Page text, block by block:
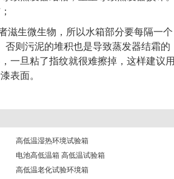
滋生微生物，所以水箱部分要每隔一个
则污泥的堆积也是导致蒸发器结霜的
一旦粘了指纹就很难擦掉，这样建议用
表面。
高低温湿热环境试验箱
电池高低温箱 高低温试验箱
高低温老化试验环境箱